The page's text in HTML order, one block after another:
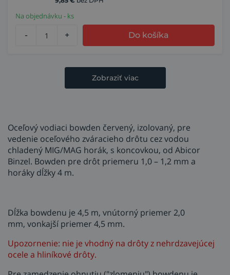
Na objednávku - ks
- + Do košíka
Zobraziť viac
Oceľový vodiaci bowden červený, izolovaný, pre
vedenie oceľového zváracieho drôtu cez vodou
chladený MIG/MAG horák, s koncovkou, od Abicor
Binzel. Bowden pre drôt priemeru 1,0 – 1,2 mm a
horáky dĺžky 4 m.
Dĺžka bowdenu je 4,5 m, vnútorný priemer 2,0
mm, vonkajší priemer 4,5 mm.
Upozornenie: nie je vhodný na drôty z nehrdzavejúcej
ocele a hliníkové drôty.